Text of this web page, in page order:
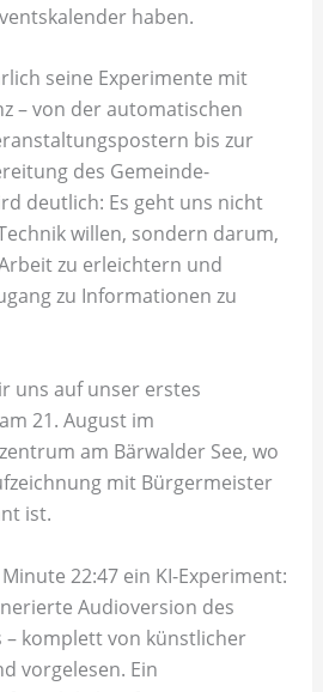
haben.
seine Experimente mit
– von der automatischen
bis zur
des Gemeinde-
deutlich: Es geht uns nicht
willen, sondern darum,
zu erleichtern und
zu Informationen zu
uns auf unser erstes
21. August im
am Bärwalder See, wo
mit Bürgermeister
ist.
22:47 ein KI-Experiment:
Audioversion des
komplett von künstlicher
vorgelesen. Ein